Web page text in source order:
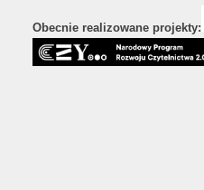
Obecnie realizowane projekty: